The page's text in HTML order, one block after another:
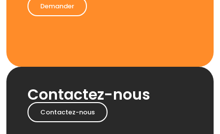
Demander
Contactez-nous
Contactez-nous